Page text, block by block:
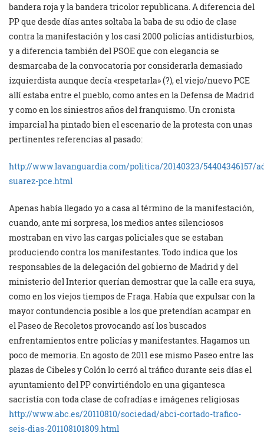
bandera roja y la bandera tricolor republicana. A diferencia del
PP que desde días antes soltaba la baba de su odio de clase
contra la manifestación y los casi 2000 policías antidisturbios,
y a diferencia también del PSOE que con elegancia se
desmarcaba de la convocatoria por considerarla demasiado
izquierdista aunque decía «respetarla» (?), el viejo/nuevo PCE
allí estaba entre el pueblo, como antes en la Defensa de Madrid
y como en los siniestros años del franquismo. Un cronista
imparcial ha pintado bien el escenario de la protesta con unas
pertinentes referencias al pasado:
http://www.lavanguardia.com/politica/20140323/54404346157/
suarez-pce.html
Apenas había llegado yo a casa al término de la manifestación,
cuando, ante mi sorpresa, los medios antes silenciosos
mostraban en vivo las cargas policiales que se estaban
produciendo contra los manifestantes. Todo indica que los
responsables de la delegación del gobierno de Madrid y del
ministerio del Interior querían demostrar que la calle era suya,
como en los viejos tiempos de Fraga. Había que expulsar con la
mayor contundencia posible a los que pretendían acampar en
el Paseo de Recoletos provocando así los buscados
enfrentamientos entre policías y manifestantes. Hagamos un
poco de memoria. En agosto de 2011 ese mismo Paseo entre las
plazas de Cibeles y Colón lo cerró al tráfico durante seis días el
ayuntamiento del PP convirtiéndolo en una gigantesca
sacristía con toda clase de cofradías e imágenes religiosas
http://www.abc.es/20110810/sociedad/abci-cortado-trafico-
seis-dias-201108101809.html